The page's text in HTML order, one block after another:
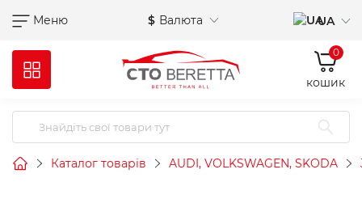
Меню $ Валюта UA
0
кошик
Каталог товарів AUDI, VOLKSWAGEN, SKODA